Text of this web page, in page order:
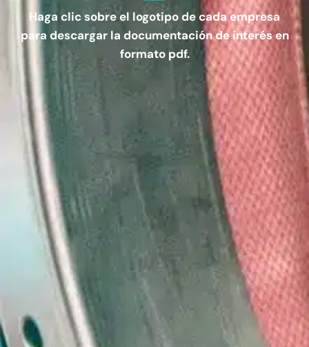
Haga clic sobre el logotipo de cada empresa
para descargar la documentación de interés en
formato pdf.